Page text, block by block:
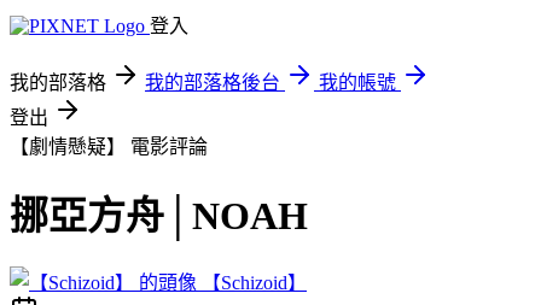
登入
我的部落格 我的部落格後台
我的帳號
登出
【劇情懸疑】 電影評論
挪亞方舟│NOAH
【Schizoid】